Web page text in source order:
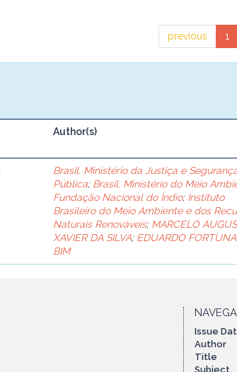
previous 1
Author(s)
Brasil. Ministério da Justiça e
Pública; Brasil. Ministério do Meio
Fundação Nacional do Índio; Instituto
Brasileiro do Meio Ambiente e dos
Naturais Renováveis; MARCELO
XAVIER DA SILVA; EDUARDO
BIM
Issue
Author
Title
Subject